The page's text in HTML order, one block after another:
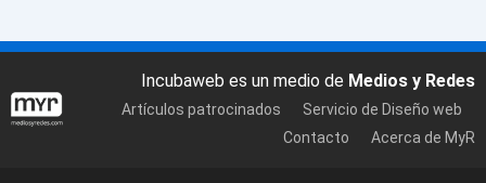
Incubaweb es un medio de Medios y Redes
Artículos patrocinados
Servicio de Diseño web
Contacto
Acerca de MyR